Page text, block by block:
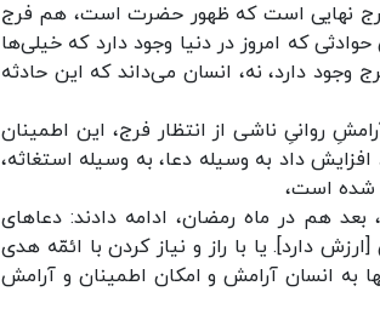
فرج نهایی است که ظهور حضرت است، هم فرج
که امروز در دنیا وجود دارد که خیلی‌ها
وجود دارد، نه، انسان می‌داند که این حادثه
روانیِ ناشی از انتظار فرج، این اطمینان
داد به وسیله‌ دعا، به وسیله‌ استغاثه،
شده است،
هم در ماه رمضان، ادامه دادند: دعاهای
دارد]. یا با راز و نیاز کردن با ائمّه‌ هدی
به انسان آرامش و امکان اطمینان و آرامش